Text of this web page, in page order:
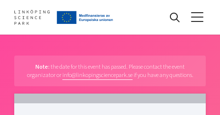
Events
Find your network
Note:the date for this event has passed. Please contact the event
organizator orinfo@linkopingsciencepark.seif you have any questions.